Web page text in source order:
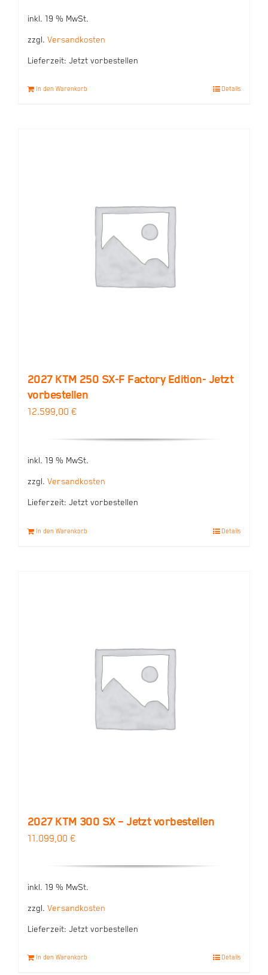
inkl. 19 % MwSt.
zzgl. Versandkosten
Lieferzeit: Jetzt vorbestellen
In den Warenkorb Details
2027 KTM 250 SX-F Factory Edition- Jetzt
vorbestellen
12.599,00 €
inkl. 19 % MwSt.
zzgl. Versandkosten
Lieferzeit: Jetzt vorbestellen
In den Warenkorb Details
2027 KTM 300 SX – Jetzt vorbestellen
11.099,00 €
inkl. 19 % MwSt.
zzgl. Versandkosten
Lieferzeit: Jetzt vorbestellen
In den Warenkorb Details